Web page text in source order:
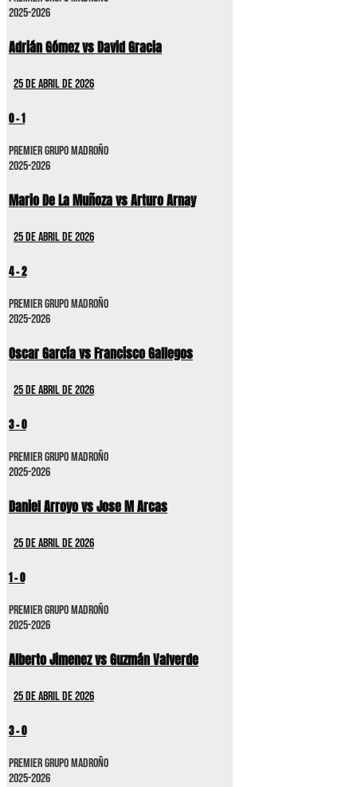
2025-2026
Adrián Gómez vs David Gracia
25 de abril de 2026
0-1
Premier GRUPO MADROÑO
2025-2026
Mario De La Muñoza vs Arturo Arnay
25 de abril de 2026
4-2
Premier GRUPO MADROÑO
2025-2026
Oscar García vs Francisco Gallegos
25 de abril de 2026
3-0
Premier GRUPO MADROÑO
2025-2026
Daniel Arroyo vs Jose M Arcas
25 de abril de 2026
1-0
Premier GRUPO MADROÑO
2025-2026
Alberto Jimenez vs Guzmán Valverde
25 de abril de 2026
3-0
Premier GRUPO MADROÑO
2025-2026